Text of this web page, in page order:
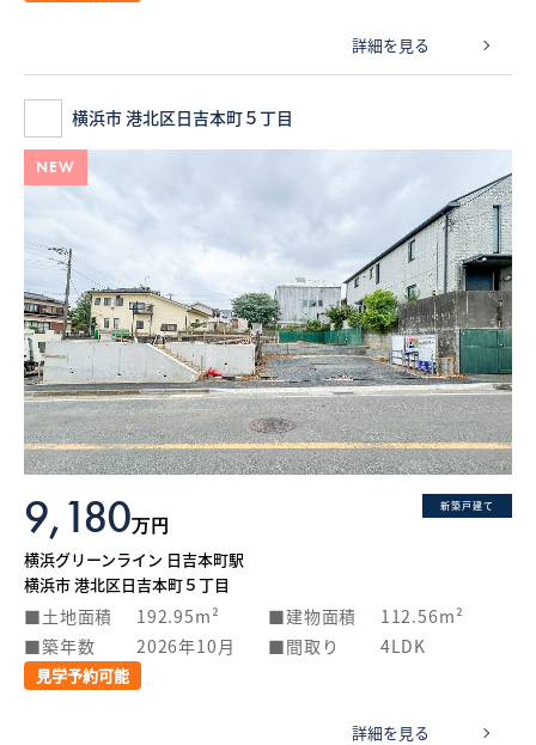
詳細を見る
横浜市 港北区日吉本町５丁目
NEW
新築戸建て
9,180万円
横浜グリーンライン 日吉本町駅
横浜市 港北区日吉本町５丁目
土地面積 192.95m² 建物面積
112.56m²
築年数
2026年10月 間取り 4LDK
見学予約可能
詳細を見る